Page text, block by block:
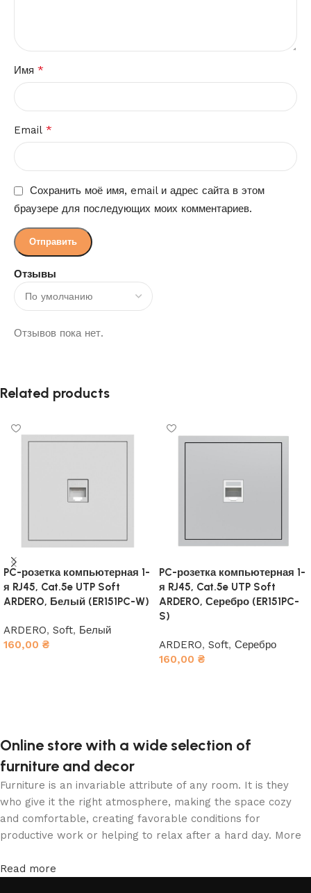
Отзывы
Отзывов пока нет.
Имя *
Email *
Сохранить моё имя, email и адрес сайта в этом
браузере для последующих моих комментариев.
Related products
PC-розетка компьютерная 1-
я RJ45, Cat.5e UTP Soft
ARDERO, Белый (ER151PC-W)
ARDERO, Soft, Белый
160,00 ₴
PC-розетка компьютерная 1-
я RJ45, Cat.5e UTP Soft
ARDERO, Серебро (ER151PC-
S)
ARDERO, Soft, Серебро
160,00 ₴
Online store with a wide selection of
furniture and decor
Furniture is an invariable attribute of any room. It is they
who give it the right atmosphere, making the space cozy
and comfortable, creating favorable conditions for
productive work or helping to relax after a hard day. More
online store, when you can sit down at the computer in your
Read more